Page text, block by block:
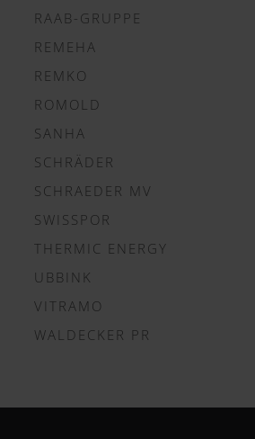
RAAB-GRUPPE
REMEHA
REMKO
ROMOLD
SANHA
SCHRÄDER
SCHRAEDER MV
SWISSPOR
THERMIC ENERGY
UBBINK
VITRAMO
WALDECKER PR